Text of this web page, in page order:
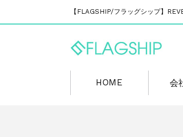
【FLAGSHIP/フラッグシップ】
HOME 会